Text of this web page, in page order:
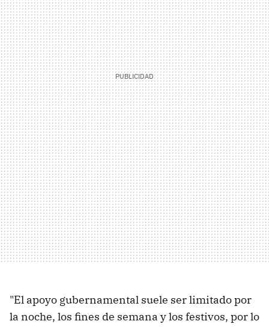
"El apoyo gubernamental suele ser limitado por
la noche, los fines de semana y los festivos, por lo